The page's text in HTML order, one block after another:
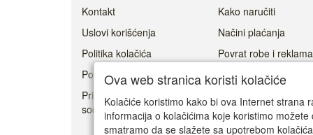
Kontakt
Uslovi korišćenja
Politika kolačića
Politika privatnosti
Prisoner's Dilemma -
social game
Kako naručiti
Načini plaćanja
Povrat robe i
Isporuka
Ova web stranica koristi kolačiće
Kolačiće koristimo kako bi ova Internet strana
informacija o kolačićima koje koristimo
smatramo da se slažete sa upotrebom